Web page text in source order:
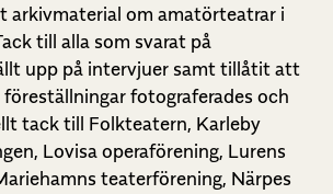
arkivmaterial om amatörteatrar i
till alla som svarat på
upp på intervjuer samt tillåtit att
fotograferades och
tack till Folkteatern, Karleby
Lovisa operaförening, Lurens
teaterförening, Närpes